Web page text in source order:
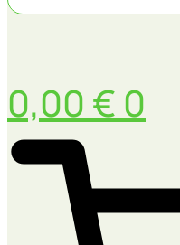
0,00 € 0